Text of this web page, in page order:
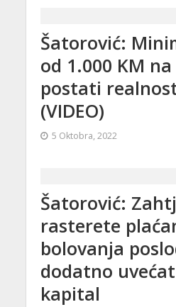
Šatorović:
od 1.000 KM
postati
(VIDEO)
5 Oktobra, 2022
Šatorović:
rasterete
bolovanja
dodatno
kapital